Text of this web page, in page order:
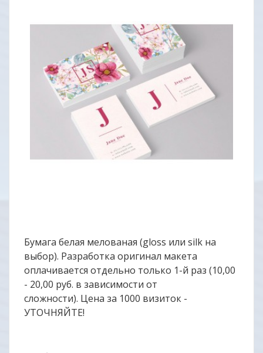
Бумага белая мелованая (gloss или silk на
выбор). Разработка оригинал макета
оплачивается отдельно только 1-й раз (10,00
- 20,00 руб. в зависимости от
сложности). Цена за 1000 визиток -
УТОЧНЯЙТЕ!